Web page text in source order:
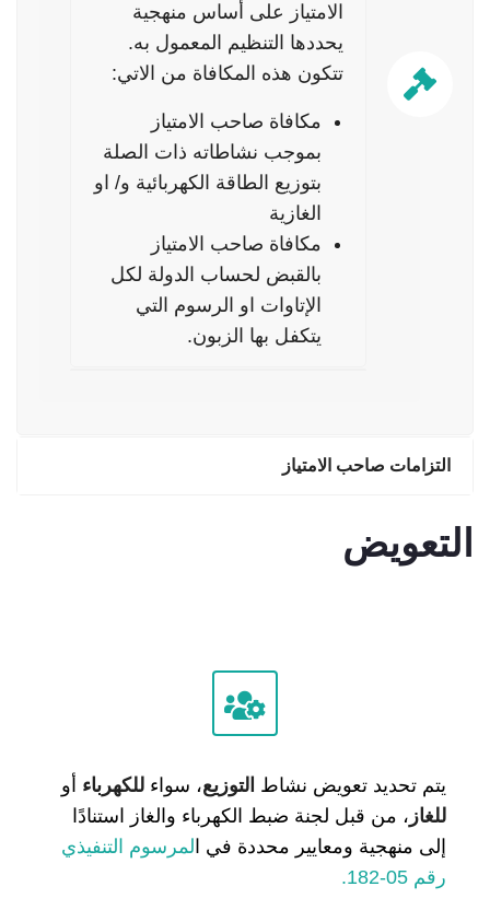
الامتياز على أساس منهجية
يحددها التنظيم المعمول به.
تتكون هذه المكافاة من الاتي:
مكافاة صاحب الامتياز
بموجب نشاطاته ذات الصلة
بتوزيع الطاقة الكهربائية و/ او
الغازية
مكافاة صاحب الامتياز
بالقبض لحساب الدولة لكل
الإتاوات او الرسوم التي
يتكفل بها الزبون.
التزامات صاحب الامتياز
التعويض
يتم تحديد تعويض نشاط التوزيع، سواء للكهرباء أو
للغاز ، من قبل لجنة ضبط الكهرباء والغاز استنادًا
إلى منهجية ومعايير محددة في المرسوم التنفيذي
رقم 05-182.